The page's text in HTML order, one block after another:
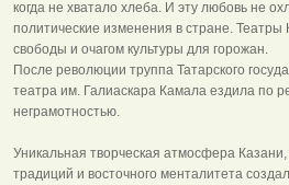
когда не хватало хлеба. И эту любовь не
политические изменения в стране. Театры
свободы и очагом культуры для горожан.
После революции труппа Татарского
театра им. Галиаскара Камала ездила по
неграмотностью.
Уникальная творческая атмосфера
традиций и восточного менталитета